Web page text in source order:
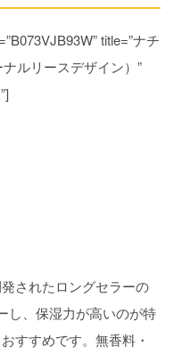
title=”ナチ
ルリースデザイン）”
されたロングセラーの
し、保湿力が高いのが特
すすめです。無香料・